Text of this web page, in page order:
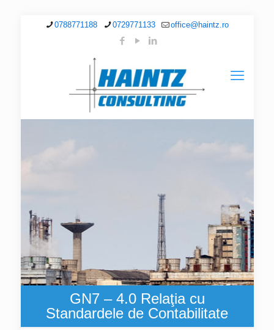
0788771188 0729771133 office@haintz.ro
GN7 – 4.0 Relaţia cu
Standardele de Contabilitate